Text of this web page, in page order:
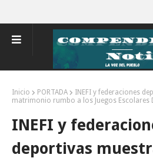
Inicio PORTADA
INEFI y federaciones
matrimonio rumbo a los Juegos Escolares
INEFI y
deportivas